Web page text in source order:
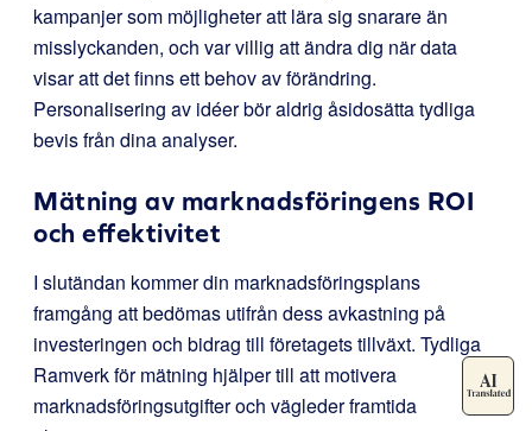
kampanjer som möjligheter att lära sig snarare än
misslyckanden, och var villig att ändra dig när data
visar att det finns ett behov av förändring.
Personalisering av idéer bör aldrig åsidosätta tydliga
bevis från dina analyser.
Mätning av marknadsföringens ROI
och effektivitet
I slutändan kommer din marknadsföringsplans
framgång att bedömas utifrån dess avkastning på
investeringen och bidrag till företagets tillväxt. Tydliga
Ramverk för mätning hjälper till att motivera
marknadsföringsutgifter och vägleder framtida